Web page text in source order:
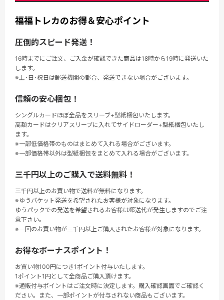
福福トレカのお得＆安心ポイント
圧倒的スピード発送！
16時までにご注文、ご入金が確認できた商品は18時から19時に発送いた
します。
※土･日･祝日は郵送機関の都合、発送できない場合がございます。
信頼の安心梱包！
シングルカードほぼ全品をスリーブ+型紙梱包いたします。
高額カードはクリアスリーブに入れてサイドローダー+型紙梱包いたし
ます。
※一部低価格帯のものはまとめて入れる場合がございます。
※一部価格帯以外は型紙梱包をまとめて入れる場合がございます。
三千円以上のご購入で送料無料！
三千円以上のお買い物で送料が無料になります。
※ゆうパケット発送を希望されたお客様が対象になります。
ゆうパックでの発送を希望されるお客様は郵送代が発生しますのでご注
意下さい。
※一回のお買い物が三千円以上ご購入されたお客様が対象になります。
お得なボーナスポイント！
お買い物100円につき1ポイント付与いたします。
1ポイント1円として全商品ご購入頂けます。
※通販付与ポイントはご注文時に決定します。購入確認画面でご確認く
ださい。また、一部ポイントが付与されない商品もございます。